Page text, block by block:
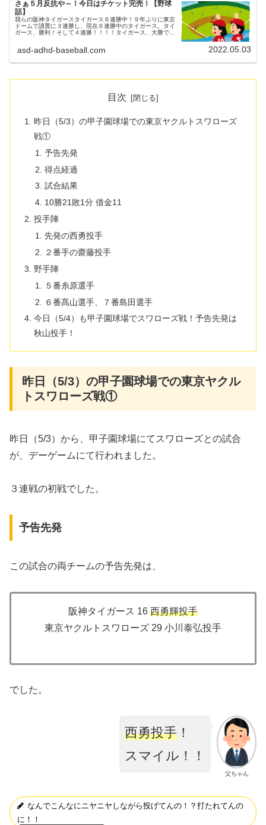
さぁ５月反抗や～！今日はチケット完売！【野球
話】
我らの阪神タイガースタイガース６連勝中！９年ぶりに東京
ドームで讀賣に３連勝し、現在６連勝中のタイガース。タイ
ガース、勝利！そして４連勝！！！！タイガース、大勝で５
タテなんて夢のようや～♪...
asd-adhd-baseball.com 2022.05.03
目次
昨日（5/3）の甲子園球場での東京ヤクルトスワローズ
戦①
予告先発
得点経過
試合結果
10勝21敗1分 借金11
投手陣
先発の西勇投手
２番手の齋藤投手
野手陣
５番糸原選手
６番髙山選手、７番島田選手
今日（5/4）も甲子園球場でスワローズ戦！予告先発は
秋山投手！
昨日（5/3）の甲子園球場での東京ヤクル
トスワローズ戦①
昨日（5/3）から、甲子園球場にてスワローズとの試合
が、デーゲームにて行われました。
３連戦の初戦でした。
予告先発
この試合の両チームの予告先発は、
阪神タイガース 16 西勇輝投手
東京ヤクルトスワローズ 29 小川泰弘投手
でした。
父ちゃん
西勇投手 ！
スマイル！！
なんでこんなにニヤニヤしながら投げてんの！？打たれてんの
に！！